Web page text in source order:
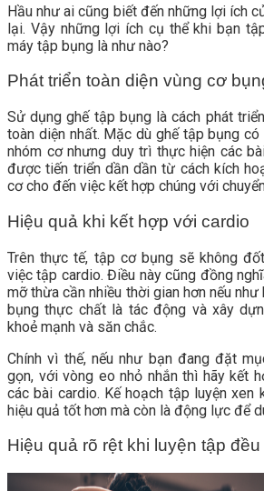
Hầu như ai cũng biết đến những lợi ích
lại. Vậy những lợi ích cụ thể khi bạn
máy tập bụng là như nào?
Phát triển toàn diện vùng cơ
Sử dụng ghế tập bụng là cách phát
toàn diện nhất. Mặc dù ghế tập bụng
nhóm cơ nhưng duy trì thực hiện các
được tiến triển dần dần từ cách kích
cơ cho đến việc kết hợp chúng với
Hiệu quả khi kết hợp với cardio
Trên thực tế, tập cơ bụng sẽ không
việc tập cardio. Điều này cũng đồng
mỡ thừa cần nhiều thời gian hơn nếu
bụng thực chất là tác động và xây
khoẻ mạnh và săn chắc.
Chính vì thế, nếu như bạn đang đặt
gọn, với vòng eo nhỏ nhắn thì hãy kết
các bài cardio. Kế hoạch tập luyện xen
hiệu quả tốt hơn mà còn là động lực để
Hiệu quả rõ rệt khi luyện tập đều